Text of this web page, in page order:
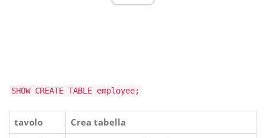
SHOW CREATE TABLE employee;
tavolo
Crea tabella